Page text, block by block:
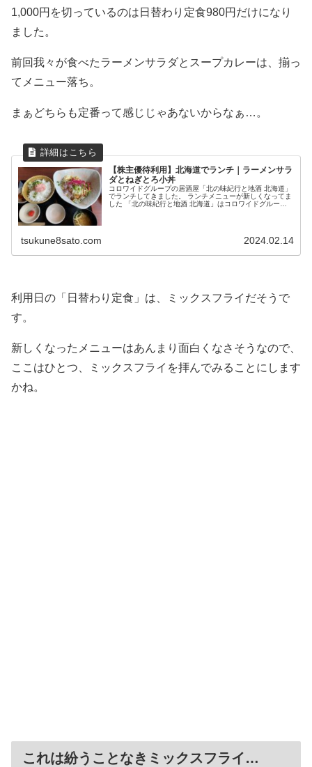
1,000円を切っているのは日替わり定食980円だけになり
ました。
前回我々が食べたラーメンサラダとスープカレーは、揃っ
てメニュー落ち。
まぁどちらも定番って感じじゃあないからなぁ…。
【株主優待利用】北海道でランチ｜ラーメンサラ
ダとねぎとろ小丼
コロワイドグループの居酒屋「北の味紀行と地酒 北海道」
でランチしてきました。 ランチメニューが新しくなってま
した 「北の味紀行と地酒 北海道」はコロワイドグループ
tsukune8sato.com 2024.02.14
利用日の「日替わり定食」は、ミックスフライだそうで
す。
新しくなったメニューはあんまり面白くなさそうなので、
ここはひとつ、ミックスフライを拝んでみることにします
かね。
これは紛うことなきミックスフライ…